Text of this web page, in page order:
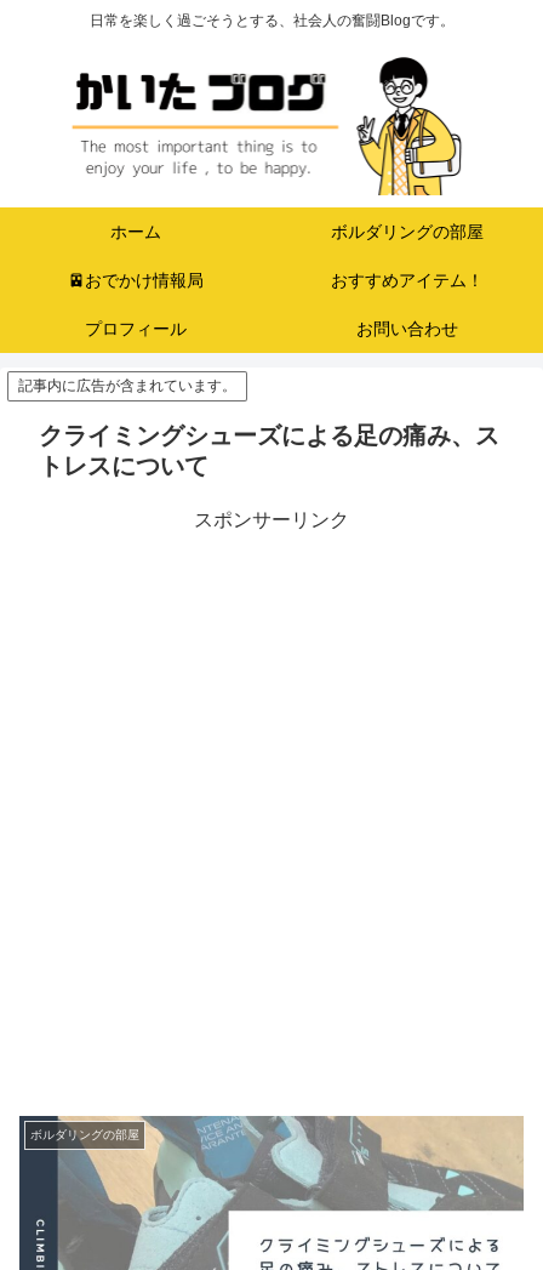
日常を楽しく過ごそうとする、社会人の奮闘Blogです。
ホーム ボルダリングの部屋
🚈おでかけ情報局 おすすめアイテム！
プロフィール お問い合わせ
記事内に広告が含まれています。
クライミングシューズによる足の痛み、ス
トレスについて
スポンサーリンク
ボルダリングの部屋